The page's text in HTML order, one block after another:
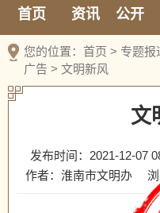
首页 资讯 公开
新媒体
您的位置： 首页 > 专题报
广告 > 文明新风
文
发布时间：2021-12-07
作者：淮南市文明办